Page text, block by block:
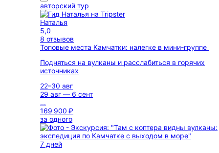
авторский тур
Наталья
5,0
8 отзывов
Топовые места Камчатки: налегке в мини-группе
Подняться на вулканы и расслабиться в горячих
источниках
22–30 авг
29 авг — 6 сент
...
169 900 ₽
за одного
7 дней